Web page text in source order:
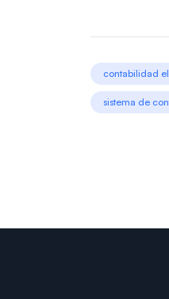
contabilidad
sistema de